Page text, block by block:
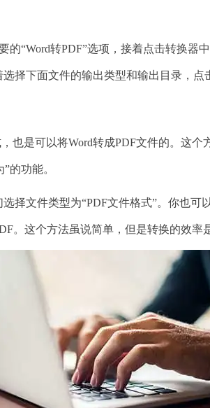
“Word转PDF”选项，接着点击转换器
择下面文件的输出类型和输出目录，点
是可以将Word转成PDF文件的。这个
的功能。
文件类型为“PDF文件格式”。你也可
。这个方法虽说简单，但是转换的效率